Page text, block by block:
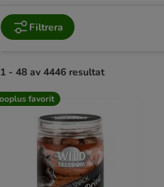
Filtrera
1 - 48 av 4446 resultat
product items have been changed
favorit